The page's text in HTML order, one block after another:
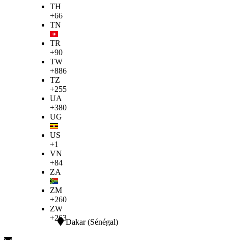
TH
+66
TN
TR
+90
TW
+886
TZ
+255
UA
+380
UG
US
+1
VN
+84
ZA
ZM
+260
ZW
+263Dakar (Sénégal)